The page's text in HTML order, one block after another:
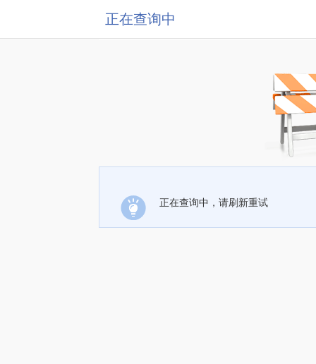
正在查询中
正在查询中，请刷新重试